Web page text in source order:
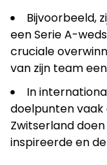
Bijvoorbeeld,
een Serie A-
cruciale
van zijn team
In
doelpunten vaak
Zwitserland
inspireerde en